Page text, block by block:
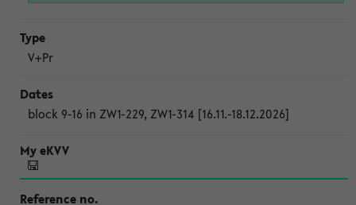
V+Pr
block 9-16 in ZW1-229, ZW1-314 [16.11.-18.12.2026]